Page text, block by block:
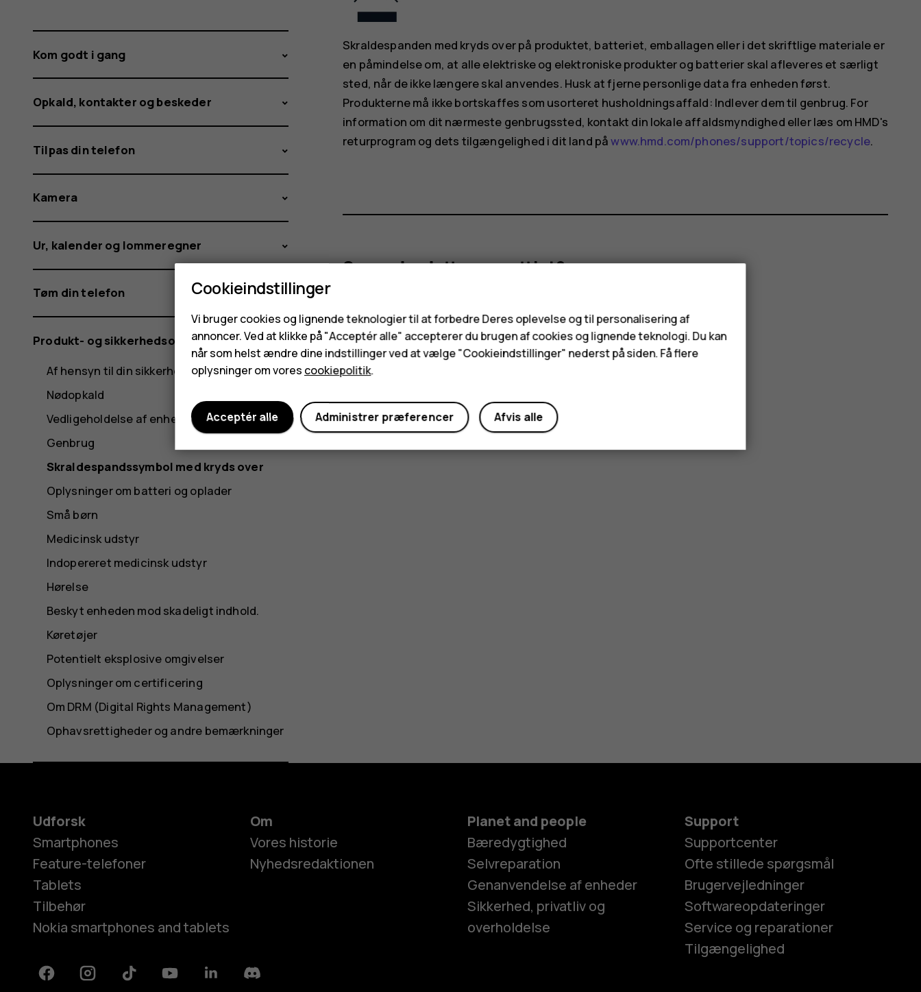
Skraldespanden med kryds over på produktet, batteriet, emballagen eller i det skriftlige materiale er
en påmindelse om, at alle elektriske og elektroniske produkter og batterier skal afleveres et særligt
sted, når de ikke længere skal anvendes. Husk at fjerne personlige data fra enheden først.
Produkterne må ikke bortskaffes som usorteret husholdningsaffald: Indlever dem til genbrug. For
information om dit nærmeste genbrugssted, kontakt din lokale affaldsmyndighed eller læs om HMD's
returprogram og dets tilgængelighed i dit land påwww.hmd.com/phones/support/topics/recycle.
Synes du, dette var nyttigt?
Kom godt i gang
Opkald, kontakter og beskeder
Tilpas din telefon
Kamera
Ur, kalender og lommeregner
Tøm din telefon
Produkt- og sikkerhedsoplysninger
Af hensyn til din sikkerhed
Nødopkald
Vedligeholdelse af enheden
Genbrug
Skraldespandssymbol med kryds over
Oplysninger om batteri og oplader
Små børn
Medicinsk udstyr
Indopereret medicinsk udstyr
Hørelse
Beskyt enheden mod skadeligt indhold.
Køretøjer
Potentielt eksplosive omgivelser
Oplysninger om certificering
Om DRM (Digital Rights Management)
Ophavsrettigheder og andre bemærkninger
Udforsk
Smartphones
Feature-telefoner
Tablets
Tilbehør
Nokia smartphones and tablets
Om
Vores historie
Nyhedsredaktionen
Planet and people
Bæredygtighed
Selvreparation
Genanvendelse af enheder
Sikkerhed, privatliv og
overholdelse
Support
Supportcenter
Ofte stillede spørgsmål
Brugervejledninger
Softwareopdateringer
Service og reparationer
Tilgængelighed
FacebookInstagramTiktok YoutubeLinkedinDiscord
Cookieindstillinger
Vi bruger cookies og lignende teknologier til at forbedre Deres oplevelse og til personalisering af
annoncer. Ved at klikke på "Acceptér alle" accepterer du brugen af cookies og lignende teknologi. Du kan
når som helst ændre dine indstillinger ved at vælge "Cookieindstillinger" nederst på siden. Få flere
oplysninger om vores cookiepolitik.
Afvis alle
Administrer præferencer
Acceptér alle